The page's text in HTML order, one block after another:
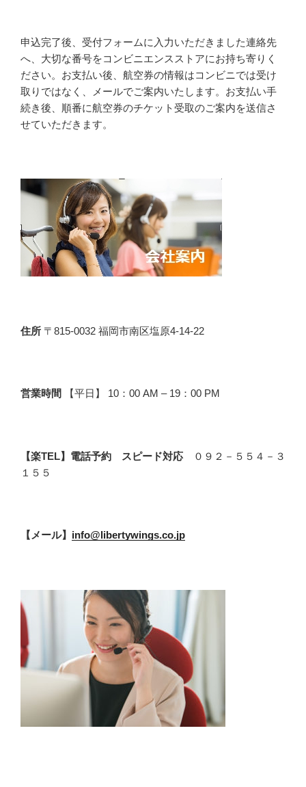
申込完了後、受付フォームに入力いただきました連絡先
へ、大切な番号をコンビニエンスストアにお持ち寄りく
ださい。お支払い後、航空券の情報はコンビニでは受け
取りではなく、メールでご案内いたします。お支払い手
続き後、順番に航空券のチケット受取のご案内を送信さ
せていただきます。
住所 〒815-0032 福岡市南区塩原4-14-22
営業時間 【平日】 10：00 AM – 19：00 PM
【楽TEL】電話予約 スピード対応
０９２－５５４－３
１５５
【メール】 info@libertywings.co.jp